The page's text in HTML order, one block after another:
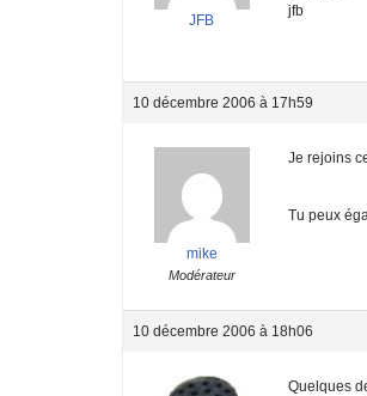
JFB
jfb
10 décembre 2006 à 17h59
mike
Modérateur
Je rejoins
Tu peux
10 décembre 2006 à 18h06
Quelques